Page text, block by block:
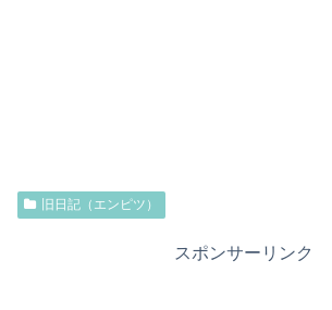
旧日記（エンピツ）
スポンサーリンク